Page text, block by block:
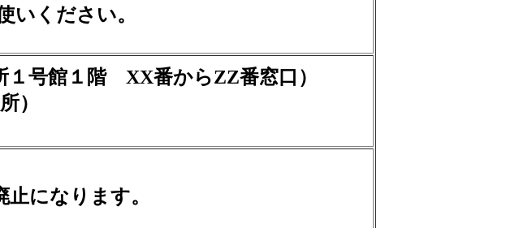
いください。
号館１階 XX番からZZ番窓口）
所）
になります。